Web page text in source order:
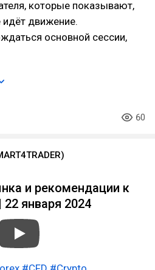
которые показывают,
идёт движение.
основной сессии,
60
и рекомендации к
января 2024